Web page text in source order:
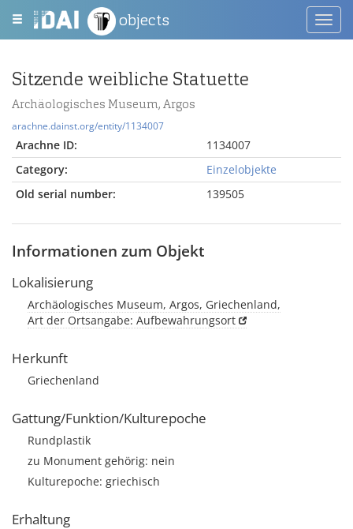
objects
Sitzende weibliche Statuette
Archäologisches Museum, Argos
arachne.dainst.org/entity/1134007
Arachne ID:
1134007
Category:
Einzelobjekte
Old serial number:
139505
Informationen zum Objekt
Lokalisierung
Archäologisches Museum, Argos, Griechenland,
Art der Ortsangabe: Aufbewahrungsort
Herkunft
Griechenland
Gattung/Funktion/Kulturepoche
Rundplastik
zu Monument gehörig: nein
Kulturepoche: griechisch
Erhaltung